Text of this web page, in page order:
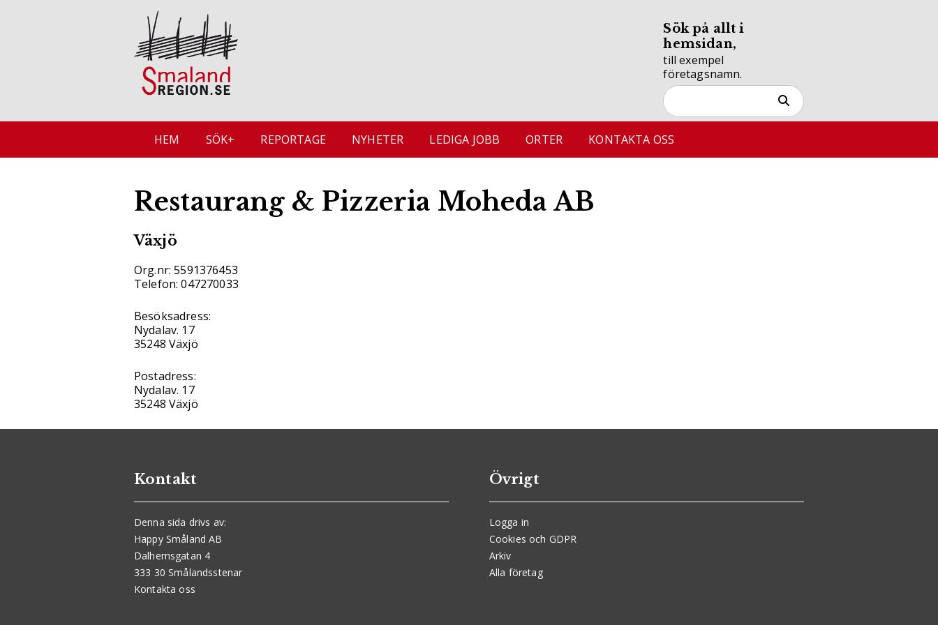
Sök på allt i
hemsidan,
till exempel
företagsnamn.
HEM SÖK+ REPORTAGE NYHETER LEDIGA JOBB ORTER KONTAKTA OSS
Restaurang & Pizzeria Moheda AB
Växjö
Org.nr: 5591376453
Telefon: 047270033
Besöksadress:
Nydalav. 17
35248 Växjö
Postadress:
Nydalav. 17
35248 Växjö
Kontakt
Denna sida drivs av:
Happy Småland AB
Dalhemsgatan 4
333 30 Smålandsstenar
Kontakta oss
Övrigt
Logga in
Cookies och GDPR
Arkiv
Alla företag